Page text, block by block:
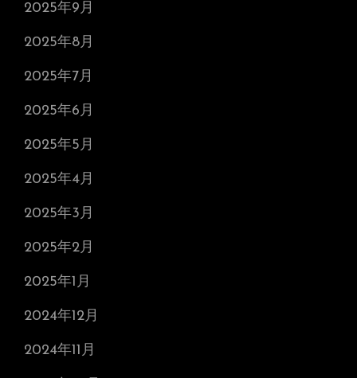
2025年9月
2025年8月
2025年7月
2025年6月
2025年5月
2025年4月
2025年3月
2025年2月
2025年1月
2024年12月
2024年11月